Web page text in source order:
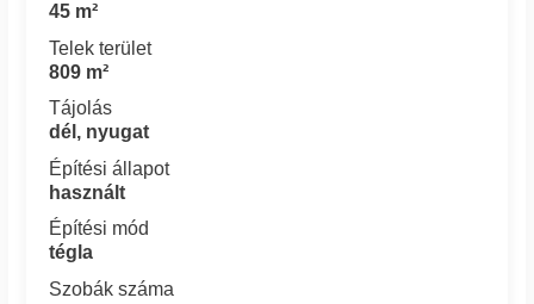
45 m²
Telek terület
809 m²
Tájolás
dél, nyugat
Építési állapot
használt
Építési mód
tégla
Szobák száma